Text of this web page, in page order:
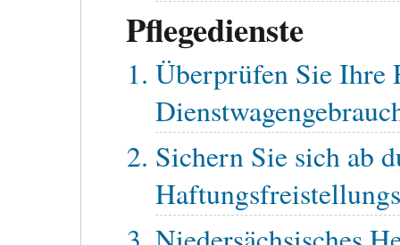
Pflegedienste
Überprüfen Sie Ihre
Sichern Sie sich ab